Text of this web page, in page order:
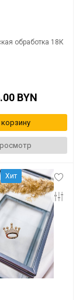
обработка 18К
BYN
Хит